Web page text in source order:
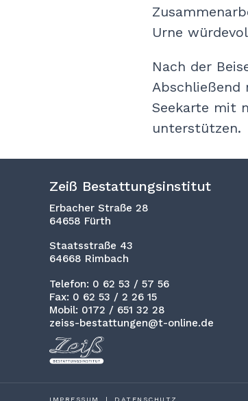
Urne
Nach der
Abschließend
Seekarte mit
unterstützen.
Zeiß Bestattungsinstitut
Erbacher Straße 28
64658 Fürth
Staatsstraße 43
64668 Rimbach
Telefon: 0 62 53 / 57 56
Fax: 0 62 53 / 2 26 15
Mobil: 0172 / 651 32 28
zeiss-bestattungen@t-online.de
IMPRESSUM | DATENSCHUTZ